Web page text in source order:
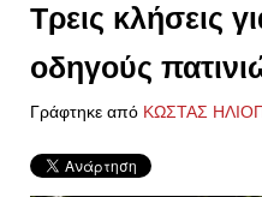
Τρεις κλήσεις
οδηγούς
Γράφτηκε από ΚΩΣΤΑΣ